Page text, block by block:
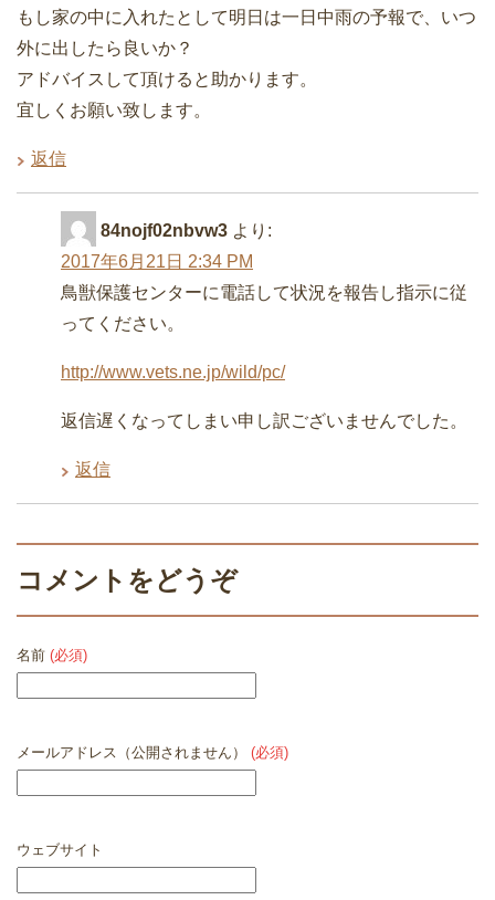
もし家の中に入れたとして明日は一日中雨の予報で、いつ
外に出したら良いか？
アドバイスして頂けると助かります。
宜しくお願い致します。
返信
84nojf02nbvw3 より:
2017年6月21日 2:34 PM
鳥獣保護センターに電話して状況を報告し指示に従
ってください。
http://www.vets.ne.jp/wild/pc/
返信遅くなってしまい申し訳ございませんでした。
返信
コメントをどうぞ
名前 (必須)
メールアドレス（公開されません） (必須)
ウェブサイト